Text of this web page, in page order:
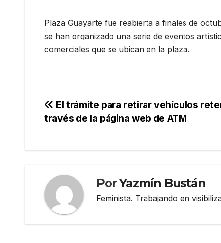
Plaza Guayarte fue reabierta a finales de
se han organizado una serie de eventos
comerciales que se ubican en la plaza.
Navegación
El trámite para retirar vehículos
través de la página web de ATM
PorYazmín Bustán
Feminista. Trabajando en